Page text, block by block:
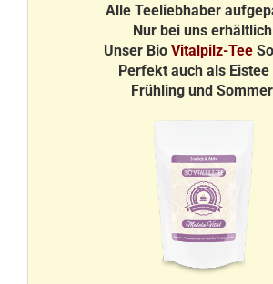
Alle Teeliebhaber
Nur bei uns
Unser Bio Vitalpilz-Tee
Perfekt auch als Eistee
Frühling und